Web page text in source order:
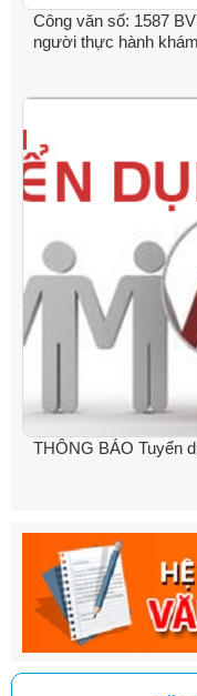
Công văn số: 1587
người thực hành
THÔNG BÁO Tuyển